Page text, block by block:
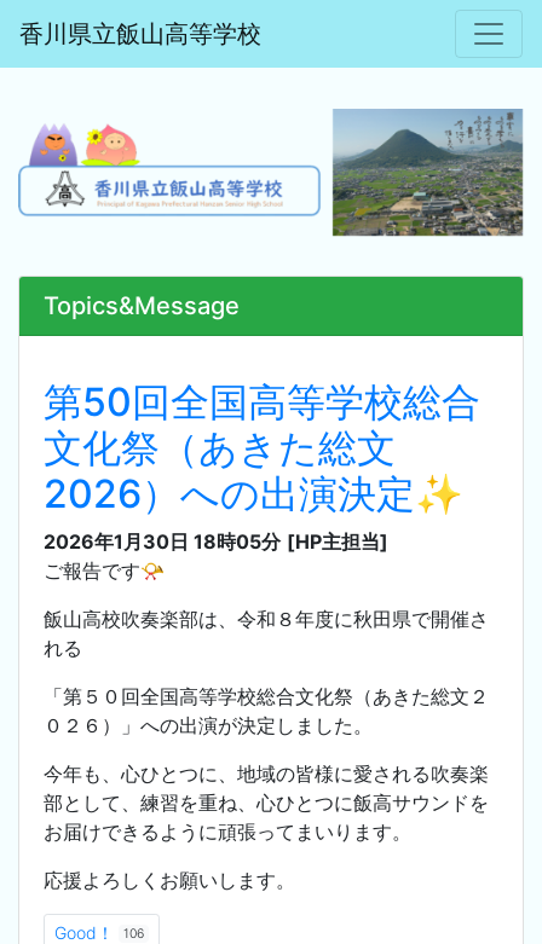
香川県立飯山高等学校
Topics&Message
第50回全国高等学校総合
文化祭（あきた総文
2026）への出演決定✨
2026年1月30日 18時05分 [HP主担当]
ご報告です📯
飯山高校吹奏楽部は、令和８年度に秋田県で開催さ
れる
「第５０回全国高等学校総合文化祭（あきた総文２
０２６）」への出演が決定しました。
今年も、心ひとつに、地域の皆様に愛される吹奏楽
部として、練習を重ね、心ひとつに飯高サウンドを
お届けできるように頑張ってまいります。
応援よろしくお願いします。
Good！ 106